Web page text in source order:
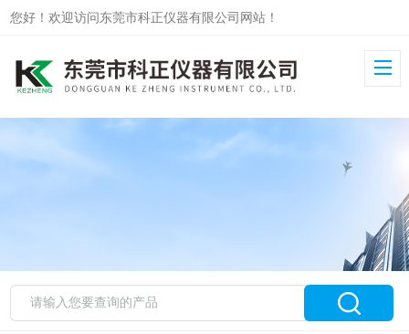
您好！欢迎访问东莞市科正仪器有限公司网站！